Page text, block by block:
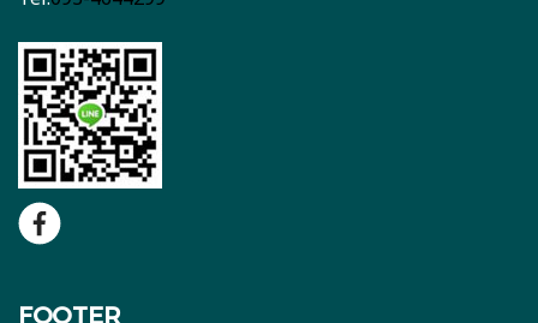
FOOTER